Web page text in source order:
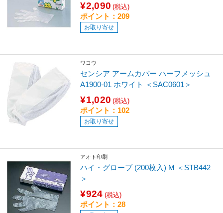
¥2,090 (税込)
ポイント：209
お取り寄せ
ワコウ
センシア アームカバー ハーフメッシュ
A1900-01 ホワイト ＜SAC0601＞
¥1,020 (税込)
ポイント：102
お取り寄せ
アオト印刷
ハイ・グローブ (200枚入) M ＜STB442
＞
¥924 (税込)
ポイント：28